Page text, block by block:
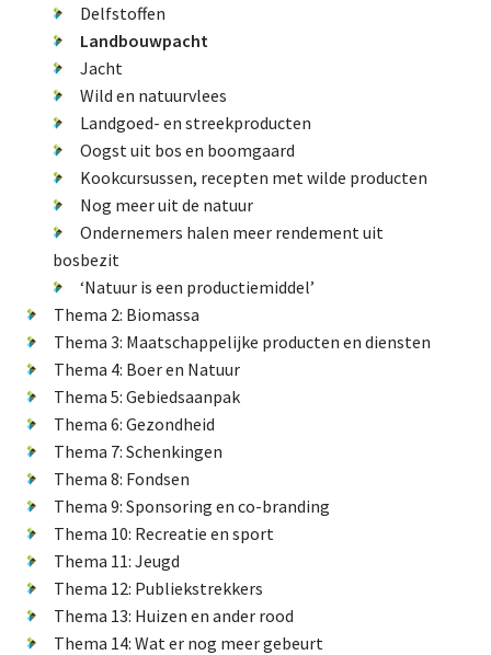
Delfstoffen
Landbouwpacht
Jacht
Wild en natuurvlees
Landgoed- en streekproducten
Oogst uit bos en boomgaard
Kookcursussen, recepten met wilde producten
Nog meer uit de natuur
Ondernemers halen meer rendement uit
bosbezit
‘Natuur is een productiemiddel’
Thema 2: Biomassa
Thema 3: Maatschappelijke producten en diensten
Thema 4: Boer en Natuur
Thema 5: Gebiedsaanpak
Thema 6: Gezondheid
Thema 7: Schenkingen
Thema 8: Fondsen
Thema 9: Sponsoring en co-branding
Thema 10: Recreatie en sport
Thema 11: Jeugd
Thema 12: Publiekstrekkers
Thema 13: Huizen en ander rood
Thema 14: Wat er nog meer gebeurt
Dossiers
Natuurschoonwet (NSW)
Verdienmodellen